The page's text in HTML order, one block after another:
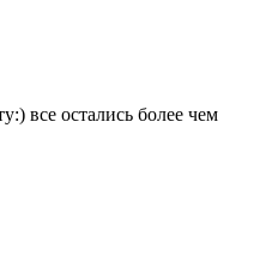
все остались более чем